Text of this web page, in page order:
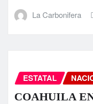
La Carbonifera
ESTATAL
COAHUILA